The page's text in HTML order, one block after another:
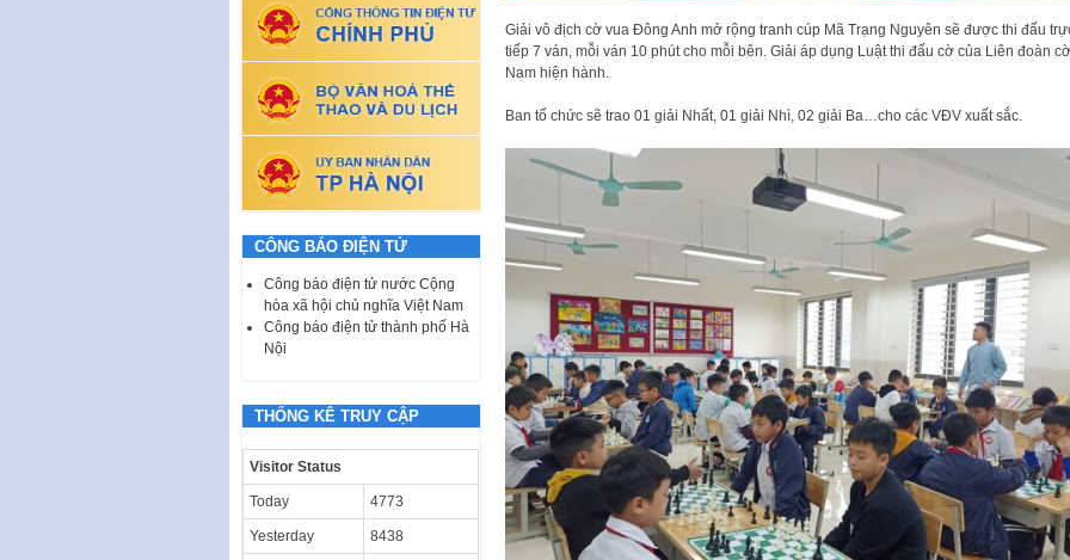
Giải vô địch cờ vua Đông Anh mở rộng tranh cúp Mã Trạng Nguyên sẽ được thi đấu
tiếp 7 ván, mỗi ván 10 phút cho mỗi bên. Giải áp dụng Luật thi đấu cờ của Liên đoàn
Nam hiện hành.
Ban tổ chức sẽ trao 01 giải Nhất, 01 giải Nhì, 02 giải Ba…cho các VĐV xuất sắc.
CÔNG BÁO ĐIỆN TỬ
Công báo điện tử nước Cộng
hòa xã hội chủ nghĩa Việt Nam
Công báo điện tử thành phố Hà
Nội
THỐNG KÊ TRUY CẬP
Visitor Status
Today 4773
Yesterday 8438